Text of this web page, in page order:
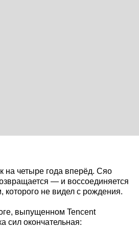
на четыре года вперёд. Сяо
— и воссоединяется
не видел с рождения.
выпущенном Tencent
сил окончательная: